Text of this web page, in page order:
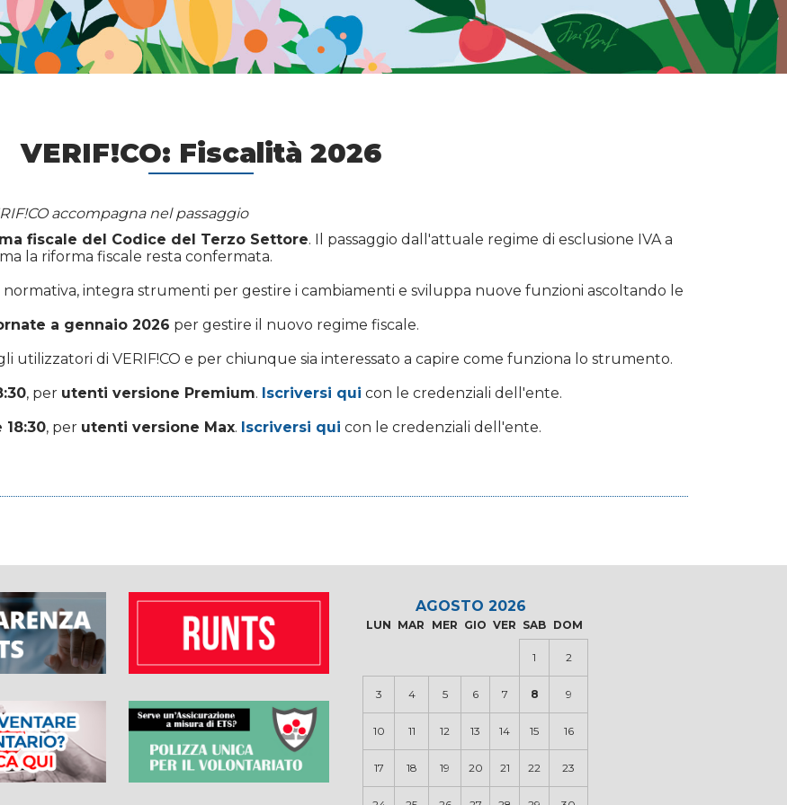
VERIF!CO: Fiscalità 2026
accompagna nel passaggio
fiscale del Codice del Terzo Settore. Il passaggio dall'attuale regime di esclusione IVA a
la riforma fiscale resta confermata.
integra strumenti per gestire i cambiamenti e sviluppa nuove funzioni ascoltando le
a gennaio 2026 per gestire il nuovo regime fiscale.
utilizzatori di VERIF!CO e per chiunque sia interessato a capire come funziona lo strumento.
, per utenti versione Premium. Iscriversi qui con le credenziali dell'ente.
, per utenti versione Max. Iscriversi qui con le credenziali dell'ente.
AGOSTO 2026
LUN MAR MER GIO VER SAB DOM
1 2
3 4 5 6 7 8 9
10 11 12 13 14 15 16
17 18 19 20 21 22 23